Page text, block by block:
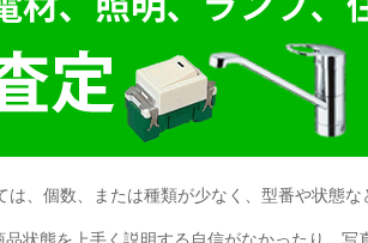
は、個数、または種類が少なく、型番や状態な